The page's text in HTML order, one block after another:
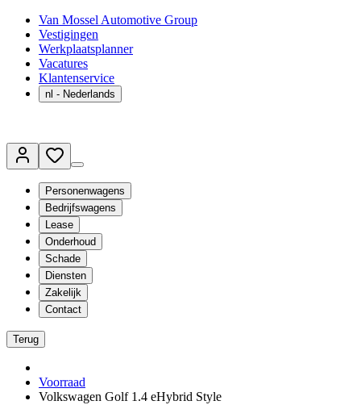
Van Mossel Automotive Group
Vestigingen
Werkplaatsplanner
Vacatures
Klantenservice
nl - Nederlands
Personenwagens
Bedrijfswagens
Lease
Onderhoud
Schade
Diensten
Zakelijk
Contact
Terug
Voorraad
Volkswagen Golf 1.4 eHybrid Style